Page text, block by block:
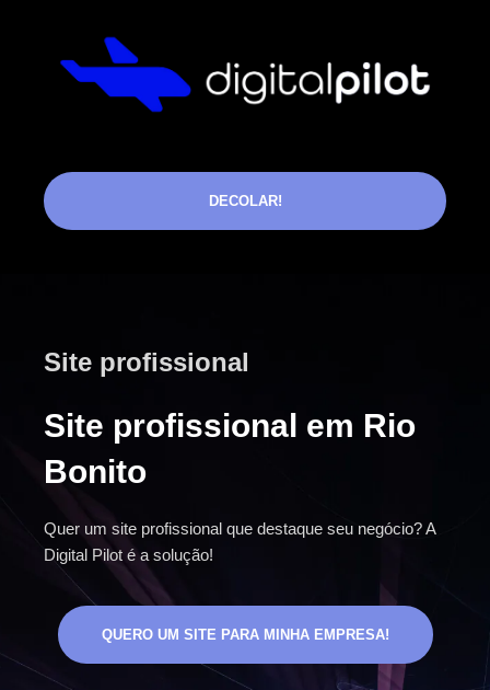
DECOLAR!
Site profissional
Site profissional em Rio
Bonito
Quer um site profissional que destaque seu negócio? A
Digital Pilot é a solução!
QUERO UM SITE PARA MINHA EMPRESA!